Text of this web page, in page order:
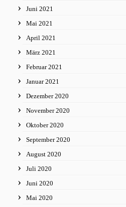
Juni 2021
Mai 2021
April 2021
März 2021
Februar 2021
Januar 2021
Dezember 2020
November 2020
Oktober 2020
September 2020
August 2020
Juli 2020
Juni 2020
Mai 2020